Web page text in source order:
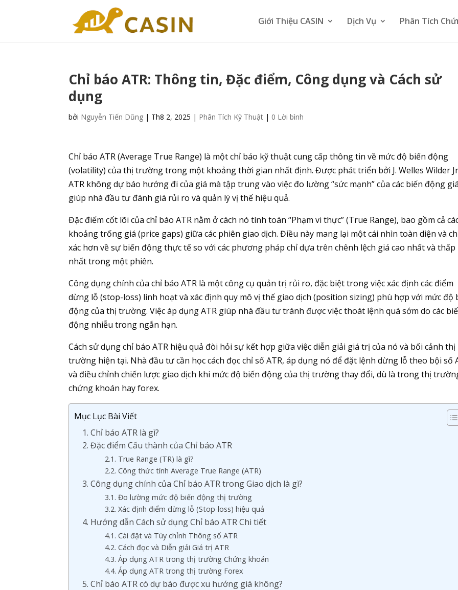
Giới Thiệu CASIN Dịch Vụ Phân Tích
Chỉ báo ATR: Thông tin, Đặc điểm, Công dụng và Cách sử
dụng
bởi Nguyễn Tiến Dũng | Th8 2, 2025 | Phân Tích Kỹ Thuật | 0 Lời bình
Chỉ báo ATR (Average True Range) là một chỉ báo kỹ thuật cung cấp thông tin về mức độ biến động
(volatility) của thị trường trong một khoảng thời gian nhất định. Được phát triển bởi J. Welles Wilder
ATR không dự báo hướng đi của giá mà tập trung vào việc đo lường “sức mạnh” của các biến động
giúp nhà đầu tư đánh giá rủi ro và quản lý vị thế hiệu quả.
Đặc điểm cốt lõi của chỉ báo ATR nằm ở cách nó tính toán “Phạm vi thực” (True Range), bao gồm cả
khoảng trống giá (price gaps) giữa các phiên giao dịch. Điều này mang lại một cái nhìn toàn diện và
xác hơn về sự biến động thực tế so với các phương pháp chỉ dựa trên chênh lệch giá cao nhất và thấp
nhất trong một phiên.
Công dụng chính của chỉ báo ATR là một công cụ quản trị rủi ro, đặc biệt trong việc xác định các điểm
dừng lỗ (stop-loss) linh hoạt và xác định quy mô vị thế giao dịch (position sizing) phù hợp với mức độ
động của thị trường. Việc áp dụng ATR giúp nhà đầu tư tránh được việc thoát lệnh quá sớm do các
động nhiễu trong ngắn hạn.
Cách sử dụng chỉ báo ATR hiệu quả đòi hỏi sự kết hợp giữa việc diễn giải giá trị của nó và bối cảnh thị
trường hiện tại. Nhà đầu tư cần học cách đọc chỉ số ATR, áp dụng nó để đặt lệnh dừng lỗ theo bội số
và điều chỉnh chiến lược giao dịch khi mức độ biến động của thị trường thay đổi, dù là trong thị
chứng khoán hay forex.
Mục Lục Bài Viết
1. Chỉ báo ATR là gì?
2. Đặc điểm Cấu thành của Chỉ báo ATR
2.1. True Range (TR) là gì?
2.2. Công thức tính Average True Range (ATR)
3. Công dụng chính của Chỉ báo ATR trong Giao dịch là gì?
3.1. Đo lường mức độ biến động thị trường
3.2. Xác định điểm dừng lỗ (Stop-loss) hiệu quả
4. Hướng dẫn Cách sử dụng Chỉ báo ATR Chi tiết
4.1. Cài đặt và Tùy chỉnh Thông số ATR
4.2. Cách đọc và Diễn giải Giá trị ATR
4.3. Áp dụng ATR trong thị trường Chứng khoán
4.4. Áp dụng ATR trong thị trường Forex
5. Chỉ báo ATR có dự báo được xu hướng giá không?